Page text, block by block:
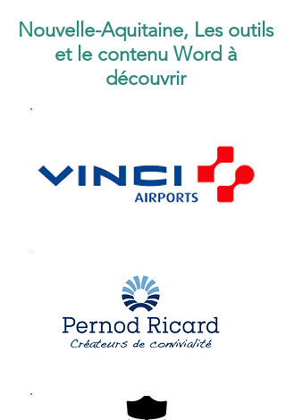
Nouvelle-Aquitaine, Les outils
et le contenu Word à
découvrir